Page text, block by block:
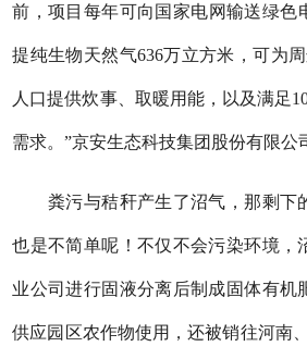
前，项目每年可向国家电网输送绿色
提纯生物天然气636万立方米，可为
人口提供炊事、取暖用能，以及满足
需求。”京安生态科技集团股份有限公
粪污与秸秆产生了沼气，那剩下
也是不简单呢！不仅不会污染环境，
业公司进行固液分离后制成固体有机
供应园区农作物使用，还被销往河南